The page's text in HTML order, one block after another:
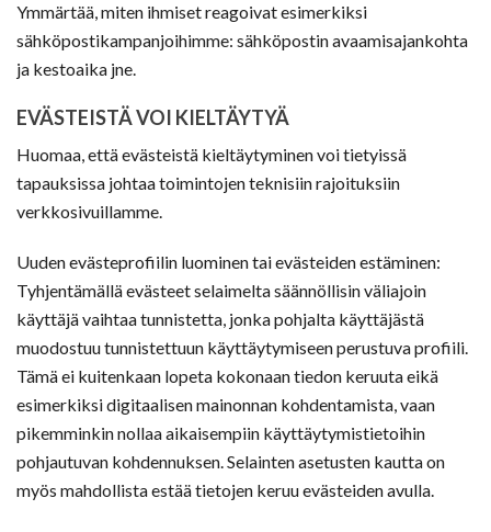
Ymmärtää, miten ihmiset reagoivat esimerkiksi
sähköpostikampanjoihimme: sähköpostin avaamisajankohta
ja kestoaika jne.
EVÄSTEISTÄ VOI KIELTÄYTYÄ
Huomaa, että evästeistä kieltäytyminen voi tietyissä
tapauksissa johtaa toimintojen teknisiin rajoituksiin
verkkosivuillamme.
Uuden evästeprofiilin luominen tai evästeiden estäminen:
Tyhjentämällä evästeet selaimelta säännöllisin väliajoin
käyttäjä vaihtaa tunnistetta, jonka pohjalta käyttäjästä
muodostuu tunnistettuun käyttäytymiseen perustuva profiili.
Tämä ei kuitenkaan lopeta kokonaan tiedon keruuta eikä
esimerkiksi digitaalisen mainonnan kohdentamista, vaan
pikemminkin nollaa aikaisempiin käyttäytymistietoihin
pohjautuvan kohdennuksen. Selainten asetusten kautta on
myös mahdollista estää tietojen keruu evästeiden avulla.